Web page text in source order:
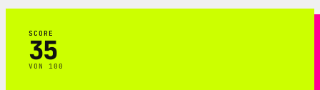
SCORE
35
VON 100